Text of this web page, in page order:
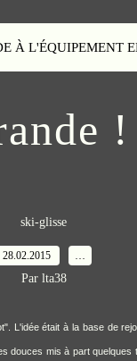
À L'ÉQUIPEMENT
!
ski-glisse
28.02.2015
Par lta38
L'idée était à la base de
mis à part